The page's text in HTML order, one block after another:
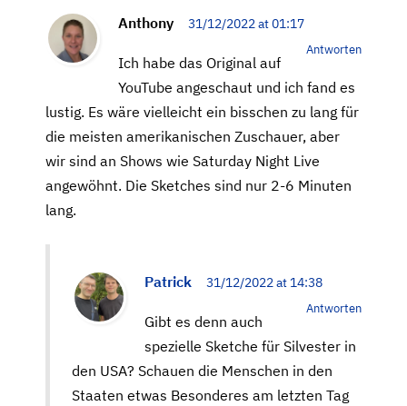
Anthony 31/12/2022 at 01:17
Antworten
Ich habe das Original auf
YouTube angeschaut und ich fand es
lustig. Es wäre vielleicht ein bisschen zu lang für
die meisten amerikanischen Zuschauer, aber
wir sind an Shows wie Saturday Night Live
angewöhnt. Die Sketches sind nur 2-6 Minuten
lang.
Patrick 31/12/2022 at 14:38
Antworten
Gibt es denn auch
spezielle Sketche für Silvester in
den USA? Schauen die Menschen in den
Staaten etwas Besonderes am letzten Tag